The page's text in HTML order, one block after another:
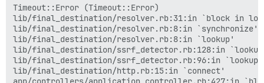
Timeout::Error (Timeout::Error)
lib/final_destination/resolver.rb:31:in `block in
lib/final_destination/resolver.rb:8:in `synchronize'
lib/final_destination/resolver.rb:8:in `lookup'
lib/final_destination/ssrf_detector.rb:128:in
lib/final_destination/ssrf_detector.rb:96:in
lib/final_destination/http.rb:15:in `connect'